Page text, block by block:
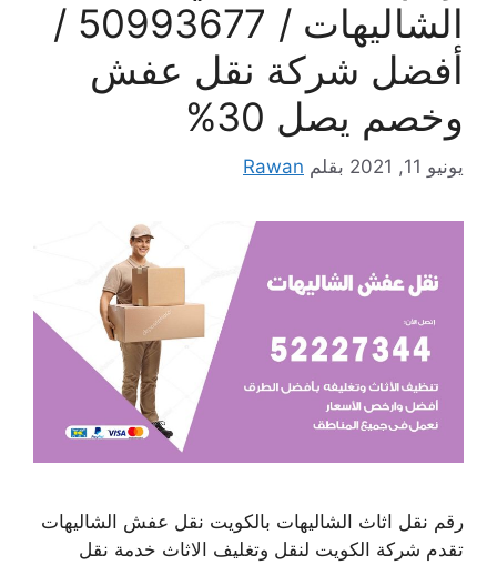
الشاليهات / 50993677 /
أفضل شركة نقل عفش
وخصم يصل 30%
يونيو 11, 2021 بقلم Rawan
رقم نقل اثاث الشاليهات بالكويت نقل عفش الشاليهات
تقدم شركة الكويت لنقل وتغليف الاثاث خدمة نقل